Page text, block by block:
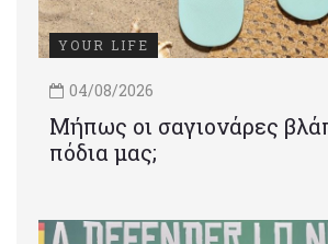
YOUR LIFE
04/08/2026
Μήπως οι σαγιονάρες
πόδια μας;